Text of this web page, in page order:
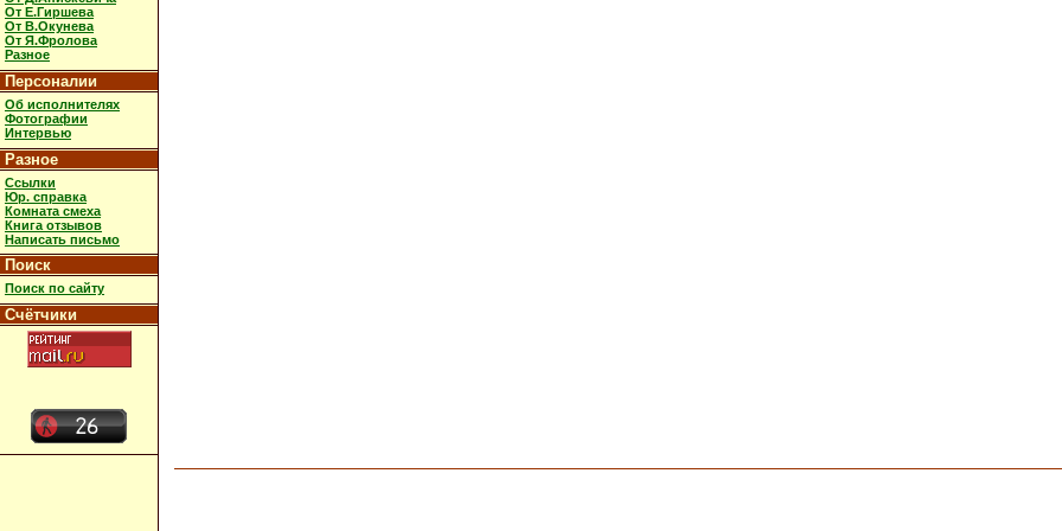
От Е.Гиршева
От В.Окунева
От Я.Фролова
Разное
Персоналии
Об исполнителях
Фотографии
Интервью
Разное
Ссылки
Юр. справка
Комната смеха
Книга отзывов
Написать письмо
Поиск
Поиск по сайту
Счётчики